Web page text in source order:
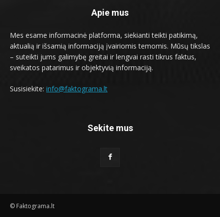
Apie mus
Mes esame informacinė platforma, siekianti teikti patikimą,
aktualią ir išsamią informaciją įvairiomis temomis. Mūsų tikslas
– suteikti jums galimybę greitai ir lengvai rasti tikrus faktus,
sveikatos patarimus ir objektyvią informaciją.
Susisiekite: info@faktograma.lt
Sekite mus
© Faktograma.lt